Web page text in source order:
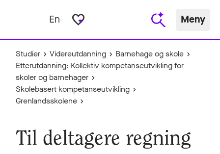
En favorite_border Meny
Studier Videreutdanning
Barnehage og skole
Etterutdanning: Kollektiv kompetanseutvikling for
skoler og barnehager
Skolebasert kompetanseutvikling
Grenlandsskolene
Til deltagere regning